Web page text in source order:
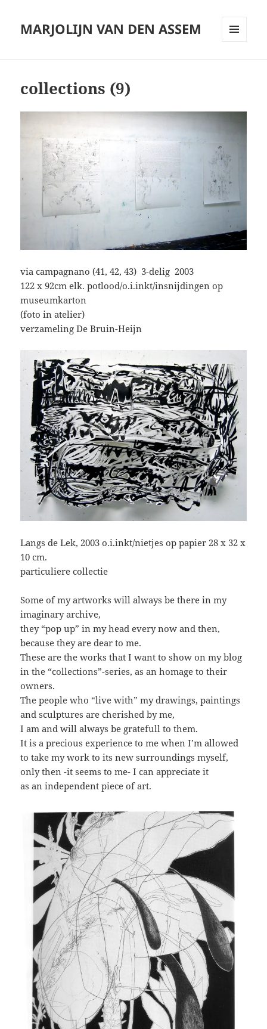
MARJOLIJN VAN DEN ASSEM
collections (9)
via campagnano (41, 42, 43) 3-delig 2003
122 x 92cm elk. potlood/o.i.inkt/insnijdingen op
museumkarton
(foto in atelier)
verzameling De Bruin-Heijn
Langs de Lek, 2003 o.i.inkt/nietjes op papier 28 x 32 x
10 cm.
particuliere collectie
Some of my artworks will always be there in my
imaginary archive,
they “pop up” in my head every now and then,
because they are dear to me.
These are the works that I want to show on my blog
in the “collections”-series, as an homage to their
owners.
The people who “live with” my drawings, paintings
and sculptures are cherished by me,
I am and will always be gratefull to them.
It is a precious experience to me when I’m allowed
to take my work to its new surroundings myself,
only then -it seems to me- I can appreciate it
as an independent piece of art.